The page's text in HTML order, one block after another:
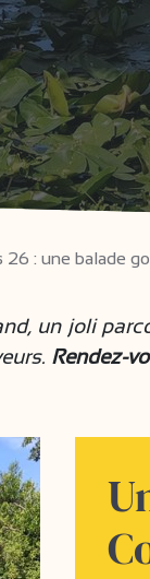
26 : une balade
un joli
Rendez-